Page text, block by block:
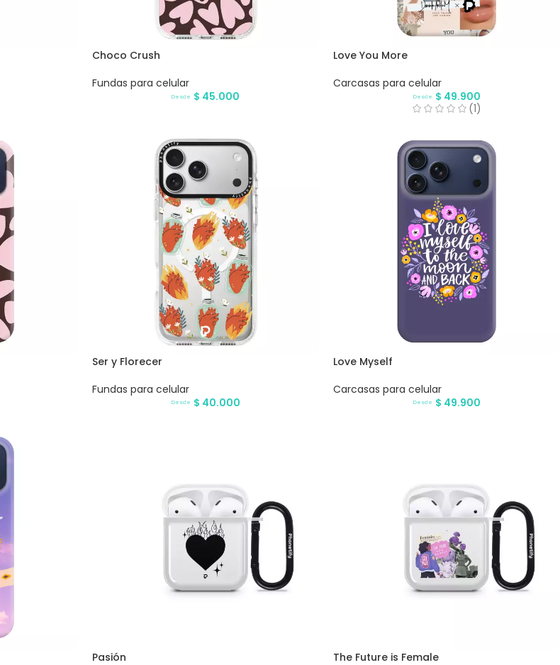
Choco Crush
Fundas para celular
Desde $ 45.000
Love You More
Carcasas para celular
Desde $ 49.900
(1)
Ser y Florecer
Fundas para celular
Desde $ 40.000
Love Myself
Carcasas para celular
Desde $ 49.900
Pasión
The Future is Female